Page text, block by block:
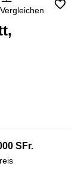
Vergleichen
SFr.